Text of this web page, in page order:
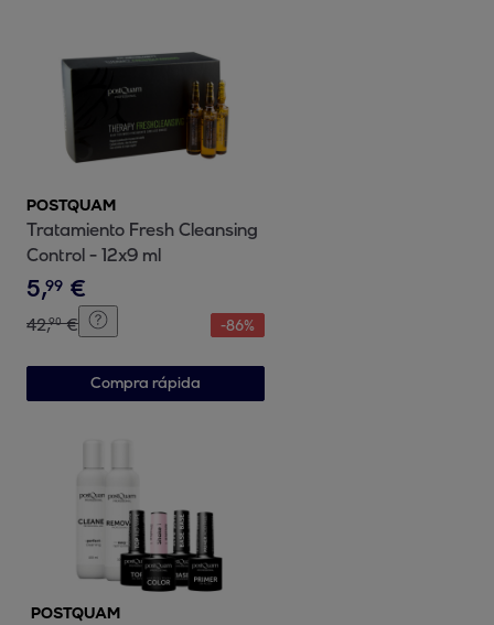
POSTQUAM
Tratamiento Fresh Cleansing
Control - 12x9 ml
5,99 €
42,90 € -86%
Compra rápida
POSTQUAM